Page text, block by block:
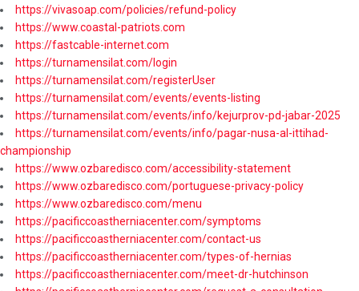
https://vivasoap.com/policies/refund-policy
https://www.coastal-patriots.com
https://fastcable-internet.com
https://turnamensilat.com/login
https://turnamensilat.com/registerUser
https://turnamensilat.com/events/events-listing
https://turnamensilat.com/events/info/kejurprov-pd-jabar-2025
https://turnamensilat.com/events/info/pagar-nusa-al-ittihad-
championship
https://www.ozbaredisco.com/accessibility-statement
https://www.ozbaredisco.com/portuguese-privacy-policy
https://www.ozbaredisco.com/menu
https://pacificcoastherniacenter.com/symptoms
https://pacificcoastherniacenter.com/contact-us
https://pacificcoastherniacenter.com/types-of-hernias
https://pacificcoastherniacenter.com/meet-dr-hutchinson